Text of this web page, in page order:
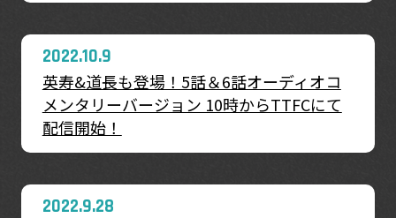
2022.10.9
英寿&道長も登場！5話＆6話オーディオコ
メンタリーバージョン 10時からTTFCにて
配信開始！
2022.9.28